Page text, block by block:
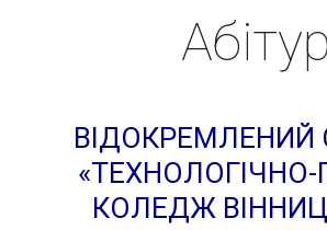
ВІДОКРЕМЛЕНИЙ
КОЛЕДЖ